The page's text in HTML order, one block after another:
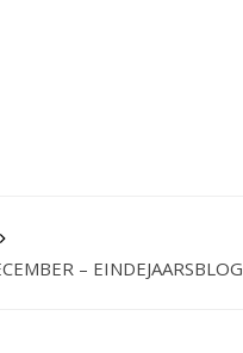
– EINDEJAARSBLOG